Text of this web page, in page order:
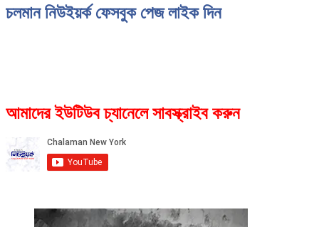
চলমান নিউইয়র্ক ফেসবুক পেজ লাইক দিন
আমাদের ইউটিউব চ্যানেলে সাবস্ক্রাইব করুন